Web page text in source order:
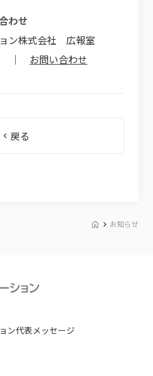
わせ
ン株式会社 広報室
｜ お問い合わせ
戻る
お知らせ
ン代表メッセージ